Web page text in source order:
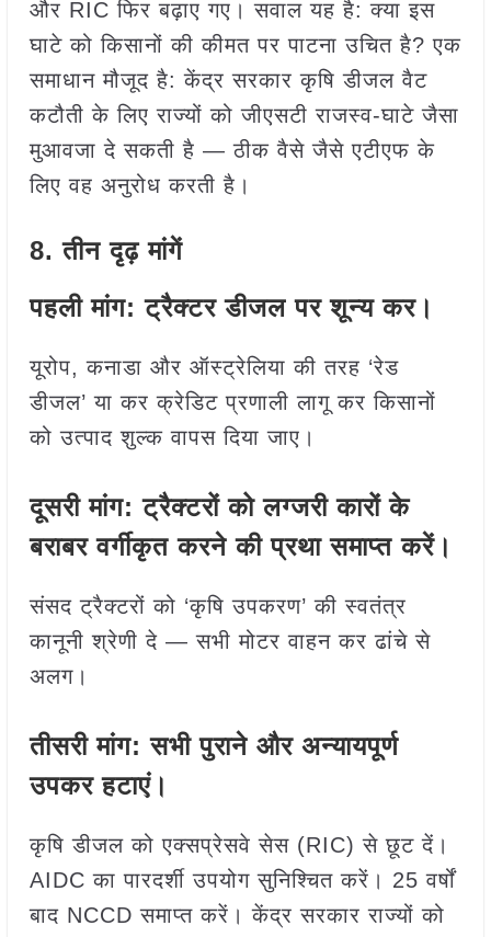
और RIC फिर बढ़ाए गए। सवाल यह है: क्या इस
घाटे को किसानों की कीमत पर पाटना उचित है? एक
समाधान मौजूद है: केंद्र सरकार कृषि डीजल वैट
कटौती के लिए राज्यों को जीएसटी राजस्व-घाटे जैसा
मुआवजा दे सकती है — ठीक वैसे जैसे एटीएफ के
लिए वह अनुरोध करती है।
8. तीन दृढ़ मांगें
पहली मांग: ट्रैक्टर डीजल पर शून्य कर।
यूरोप, कनाडा और ऑस्ट्रेलिया की तरह ‘रेड
डीजल’ या कर क्रेडिट प्रणाली लागू कर किसानों
को उत्पाद शुल्क वापस दिया जाए।
दूसरी मांग: ट्रैक्टरों को लग्जरी कारों के
बराबर वर्गीकृत करने की प्रथा समाप्त करें।
संसद ट्रैक्टरों को ‘कृषि उपकरण’ की स्वतंत्र
कानूनी श्रेणी दे — सभी मोटर वाहन कर ढांचे से
अलग।
तीसरी मांग: सभी पुराने और अन्यायपूर्ण
उपकर हटाएं।
कृषि डीजल को एक्सप्रेसवे सेस (RIC) से छूट दें।
AIDC का पारदर्शी उपयोग सुनिश्चित करें। 25 वर्षों
बाद NCCD समाप्त करें। केंद्र सरकार राज्यों को